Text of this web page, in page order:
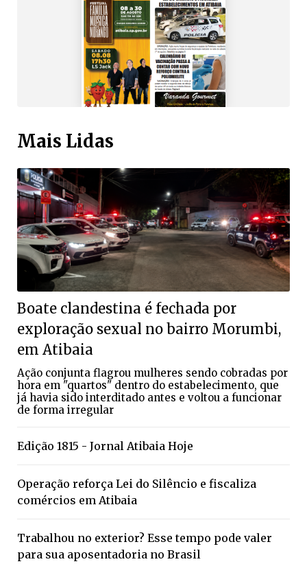
Mais Lidas
Boate clandestina é fechada por
exploração sexual no bairro Morumbi,
em Atibaia
Ação conjunta flagrou mulheres sendo cobradas por
hora em "quartos" dentro do estabelecimento, que
já havia sido interditado antes e voltou a funcionar
de forma irregular
Edição 1815 - Jornal Atibaia Hoje
Operação reforça Lei do Silêncio e fiscaliza
comércios em Atibaia
Trabalhou no exterior? Esse tempo pode valer
para sua aposentadoria no Brasil